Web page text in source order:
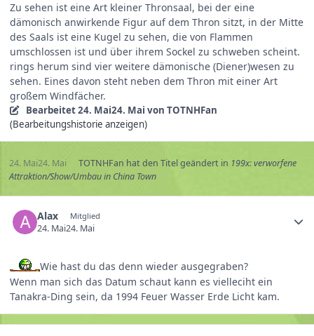
Zu sehen ist eine Art kleiner Thronsaal, bei der eine
dämonisch anwirkende Figur auf dem Thron sitzt, in der Mitte
des Saals ist eine Kugel zu sehen, die von Flammen
umschlossen ist und über ihrem Sockel zu schweben scheint.
rings herum sind vier weitere dämonische (Diener)wesen zu
sehen. Eines davon steht neben dem Thron mit einer Art
großem Windfächer.
Bearbeitet24. Mai24. Mai von TOTNHFan
(Bearbeitungshistorie anzeigen)
24. Mai24. Mai TOTNHFan hat den Titel geändert in 199x: verworfene
Attraktion/Show/Umbau in China Town
Alax Mitglied
24. Mai24. Mai
Wie hast du das denn wieder ausgegraben?
Wenn man sich das Datum schaut kann es vielleciht ein
Tanakra-Ding sein, da 1994 Feuer Wasser Erde Licht kam.